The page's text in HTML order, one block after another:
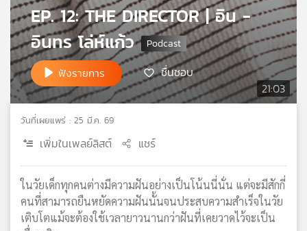
ข่าย
วิทยุ
ไทย
พี
บี
เอส
แผนที่
เครือ
ข่าย
21:03
EP. 12: THE DIRECTOR | อิน -
อินทร โล่ห์แก้ว
ฟังรายการ ชื่นชอบ
วันที่เผยแพร่ : 25 มี.ค. 69
เพิ่มในเพลย์ลิสต์ แชร์
ในวัยเด็กทุกคนต่างมีความฝันอย่างเป็นโน้นนี่นั่น แต่จะมีสักกี่
คนที่สามารถยืนหยัดความฝันนั้นจนประสบความสำเร็จในวัย
เติบโตแม้จะต้องใช้เวลายาวนานกว่าฝันที่เคยวาดไว้จะเป็น